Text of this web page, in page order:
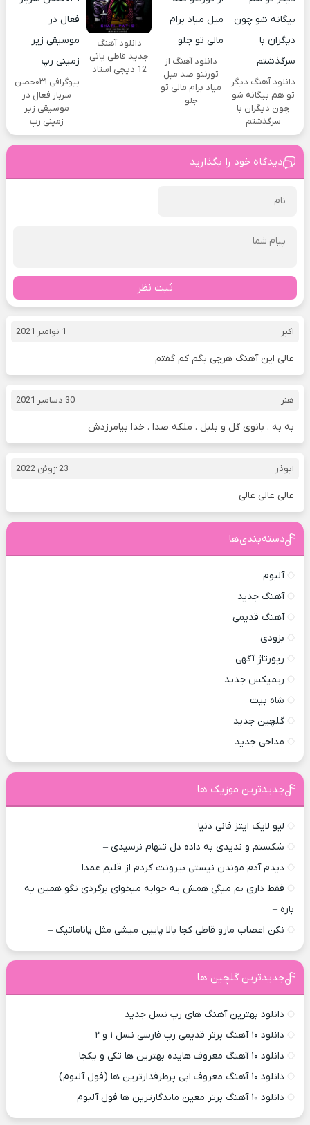
دانلود آهنگ دیگر
تو هم بیگانه شو
چون دیگران با
سرگذشتم
دانلود آهنگ از
تورنتو صد میل
میاد برام مالی تو
جلو
دانلود آهنگ
جدید قاطی پاتی
12 دیجی استاد
بیوگرافی ۰۳۱حصن
سرباز فعال در
موسیقی زیر
زمینی رپ
دیدگاه خود را بگذارید
ثبت نظر
اکبر 1 نوامبر 2021
عالی این آهنگ هرچی بگم کم گفتم
هنر 30 دسامبر 2021
به به . بانوی گل و بلبل . ملکه صدا . خدا بیامرزدش
ابوذر 23 ژوئن 2022
عالی عالی عالی
دسته‌بندی‌ها
آلبوم
آهنگ جدید
آهنگ قدیمی
بزودی
رپورتاژ آگهی
ریمیکس جدید
شاه بیت
گلچین جدید
مداحی جدید
جدیدترین موزیک ها
لیو لایک ایتز فانی دنیا
شکستم و ندیدی به داده دل تنهام نرسیدی –
دیدم آدم موندن نیستی بیرونت کردم از قلبم عمدا –
فقط داری بم میگی همش یه خوابه میخوای برگردی نگو همین یه
باره –
نکن اعصاب مارو قاطی کجا بالا پایین میشی مثل پاناماتیک –
جدیدترین گلچین ها
دانلود بهترین آهنگ های رپ نسل جدید
دانلود ۱۰ آهنگ برتر قدیمی رپ فارسی نسل ۱ و ۲
دانلود ۱۰ آهنگ معروف هایده بهترین ها تکی و یکجا
دانلود ۱۰ آهنگ معروف ابی پرطرفدارترین ها (فول آلبوم)
دانلود ۱۰ آهنگ برتر معین ماندگارترین ها فول آلبوم